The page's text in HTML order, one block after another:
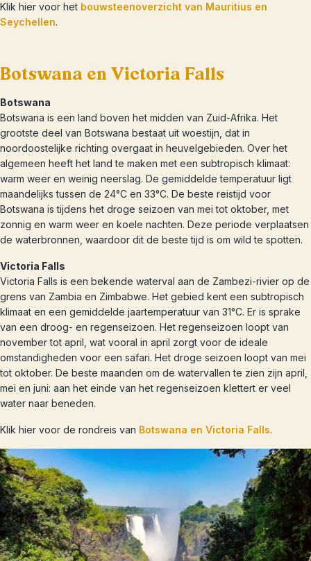
Klik hier voor het bouwsteenoverzicht van Mauritius en
Seychellen.
Botswana en Victoria Falls
Botswana
Botswana is een land boven het midden van Zuid-Afrika. Het
grootste deel van Botswana bestaat uit woestijn, dat in
noordoostelijke richting overgaat in heuvelgebieden. Over het
algemeen heeft het land te maken met een subtropisch klimaat:
warm weer en weinig neerslag. De gemiddelde temperatuur ligt
maandelijks tussen de 24°C en 33°C. De beste reistijd voor
Botswana is tijdens het droge seizoen van mei tot oktober, met
zonnig en warm weer en koele nachten. Deze periode verplaatsen
de waterbronnen, waardoor dit de beste tijd is om wild te spotten.
Victoria Falls
Victoria Falls is een bekende waterval aan de Zambezi-rivier op de
grens van Zambia en Zimbabwe. Het gebied kent een subtropisch
klimaat en een gemiddelde jaartemperatuur van 31°C. Er is sprake
van een droog- en regenseizoen. Het regenseizoen loopt van
november tot april, wat vooral in april zorgt voor de ideale
omstandigheden voor een safari. Het droge seizoen loopt van mei
tot oktober. De beste maanden om de watervallen te zien zijn april,
mei en juni: aan het einde van het regenseizoen klettert er veel
water naar beneden.
Klik hier voor de rondreis van Botswana en Victoria Falls.